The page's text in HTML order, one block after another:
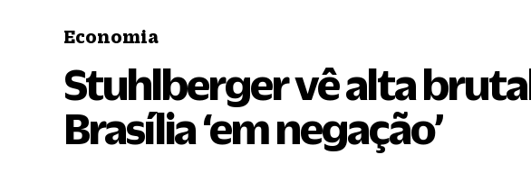
Economia
Stuhlberger vê alta
Brasília ‘em negação’